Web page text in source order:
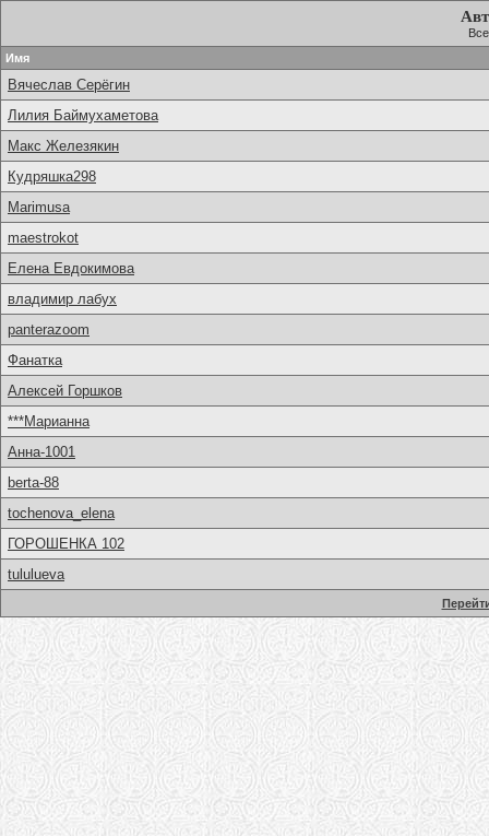
Имя
Вячеслав Серёгин
Лилия Баймухаметова
Макс Железякин
Кудряшка298
Marimusa
maestrokot
Елена Евдокимова
владимир лабух
panterazoom
Фанатка
Алексей Горшков
***Марианна
Анна-1001
berta-88
tochenova_elena
ГОРОШЕНКА 102
tululueva